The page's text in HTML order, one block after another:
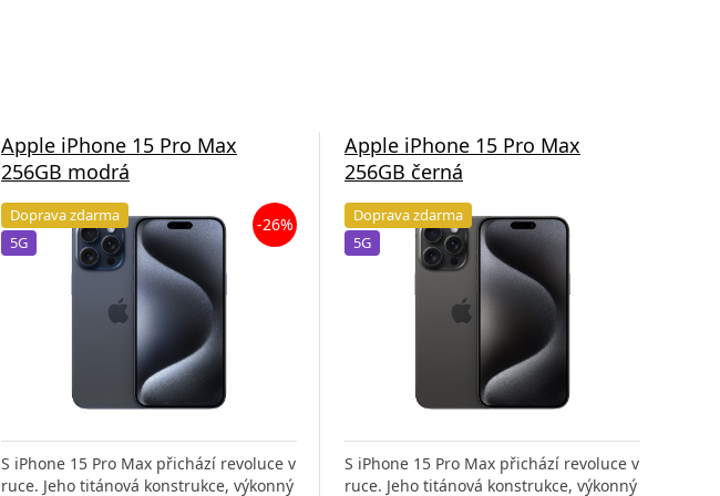
Apple iPhone 15 Pro Max
256GB modrá
Doprava zdarma
5G
-26%
S iPhone 15 Pro Max přichází revoluce v
ruce. Jeho titánová konstrukce, výkonný
Apple iPhone 15 Pro Max
256GB černá
Doprava zdarma
5G
S iPhone 15 Pro Max přichází revoluce v
ruce. Jeho titánová konstrukce, výkonný